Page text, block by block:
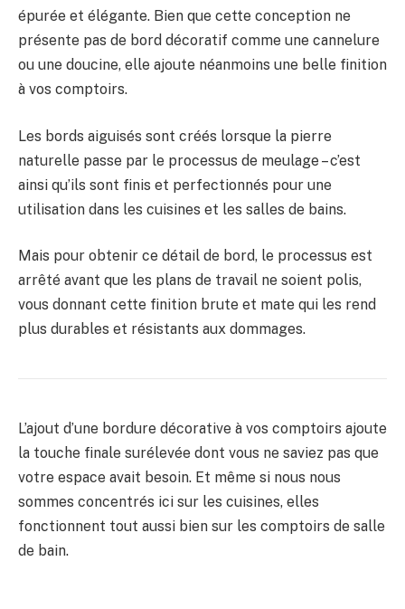
épurée et élégante. Bien que cette conception ne
présente pas de bord décoratif comme une cannelure
ou une doucine, elle ajoute néanmoins une belle finition
à vos comptoirs.
Les bords aiguisés sont créés lorsque la pierre
naturelle passe par le processus de meulage – c’est
ainsi qu’ils sont finis et perfectionnés pour une
utilisation dans les cuisines et les salles de bains.
Mais pour obtenir ce détail de bord, le processus est
arrêté avant que les plans de travail ne soient polis,
vous donnant cette finition brute et mate qui les rend
plus durables et résistants aux dommages.
L’ajout d’une bordure décorative à vos comptoirs ajoute
la touche finale surélevée dont vous ne saviez pas que
votre espace avait besoin. Et même si nous nous
sommes concentrés ici sur les cuisines, elles
fonctionnent tout aussi bien sur les comptoirs de salle
de bain.